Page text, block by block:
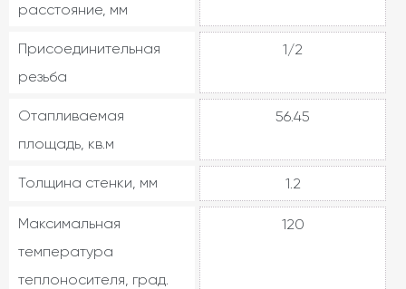
расстояние, мм
Присоединительная
резьба
1/2
Отапливаемая
площадь, кв.м
56.45
Толщина стенки, мм 1.2
Максимальная
температура
теплоносителя, град.
120